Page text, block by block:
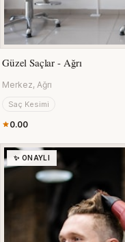
Güzel Saçlar - Ağrı
Merkez, Ağrı
Saç Kesimi
0.00
✨ ONAYLI